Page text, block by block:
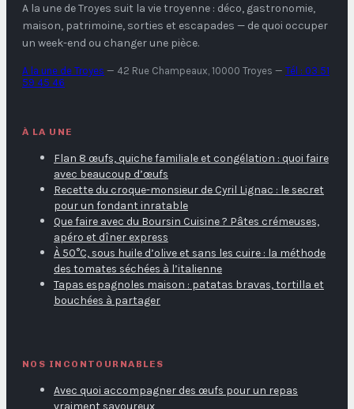
A la une de Troyes suit la vie troyenne : déco, gastronomie,
maison, patrimoine, sorties et escapades — de quoi occuper
un week-end ou changer une pièce.
A la une de Troyes — 42 Rue Champeaux, 10000 Troyes — Tél : 03 51
59 45 46
À LA UNE
Flan 8 œufs, quiche familiale et congélation : quoi faire
avec beaucoup d’œufs
Recette du croque-monsieur de Cyril Lignac : le secret
pour un fondant inratable
Que faire avec du Boursin Cuisine ? Pâtes crémeuses,
apéro et dîner express
À 50°C, sous huile d’olive et sans les cuire : la méthode
des tomates séchées à l’italienne
Tapas espagnoles maison : patatas bravas, tortilla et
bouchées à partager
NOS INCONTOURNABLES
Avec quoi accompagner des œufs pour un repas
vraiment savoureux